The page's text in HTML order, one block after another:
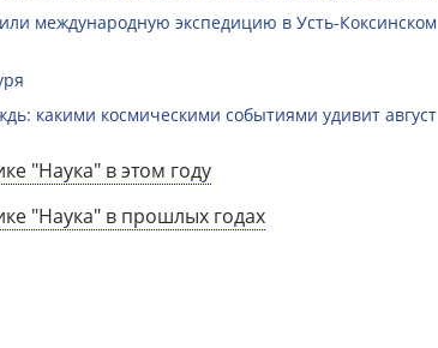
международную экспедицию в Усть-Коксинском
какими космическими событиями удивит август
"Наука" в этом году
"Наука" в прошлых годах